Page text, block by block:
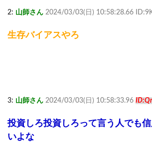
2: 山師さん 2024/03/03(日) 10:58:28.66
生存バイアスやろ
3: 山師さん 2024/03/03(日) 10:58:33.96
投資しろ投資しろって言う人でも
いよな